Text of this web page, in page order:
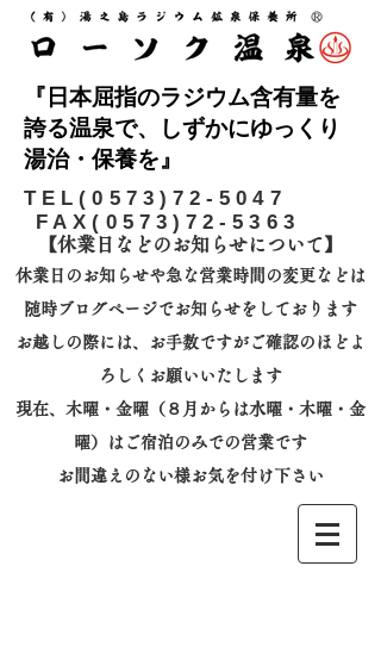
『日本屈指のラジウム含有量を
誇る温泉で、しずかにゆっくり
湯治・保養を』
​TEL(0573)72-5047
FAX(0573)72-5363
【休業日などのお知らせについて】​
休業日のお知らせや急な営業時間の変更などは
随時ブログページでお知らせをしております
お越しの際には、
お手数ですがご確認のほどよ
ろしくお願いいたします
​現在、木曜・金曜（８月からは水曜・木曜・金
曜）はご宿泊のみでの営業です
お間違えのない様お気を付け下さい